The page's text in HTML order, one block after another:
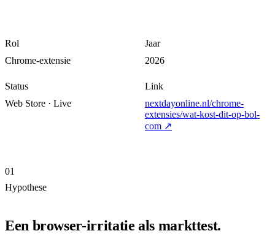
Rol
Chrome-extensie
Jaar
2026
Status
Web Store · Live
Link
nextdayonline.nl/chrome-
extensies/wat-kost-dit-op-bol-
com ↗
01
Hypothese
Een browser-irritatie als markttest.